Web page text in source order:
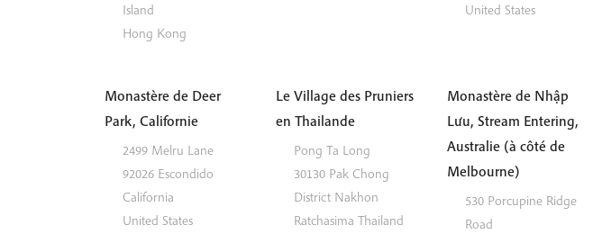
Island
Hong Kong
United States
Monastère de Deer
Park, Californie
2499 Melru Lane
92026 Escondido
California
United States
Le Village des Pruniers
en Thailande
Pong Ta Long
30130 Pak Chong
District Nakhon
Ratchasima Thailand
Monastère de Nhập
Lưu, Stream Entering,
Australie (à côté de
Melbourne)
530 Porcupine Ridge
Road